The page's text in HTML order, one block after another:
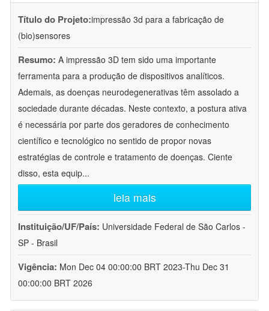
Título do Projeto:impressão 3d para a fabricação de
(bio)sensores
Resumo: A impressão 3D tem sido uma importante
ferramenta para a produção de dispositivos analíticos.
Ademais, as doenças neurodegenerativas têm assolado a
sociedade durante décadas. Neste contexto, a postura ativa
é necessária por parte dos geradores de conhecimento
científico e tecnológico no sentido de propor novas
estratégias de controle e tratamento de doenças. Ciente
disso, esta equip...
leia mais
Instituição/UF/País: Universidade Federal de São Carlos -
SP - Brasil
Vigência: Mon Dec 04 00:00:00 BRT 2023-Thu Dec 31
00:00:00 BRT 2026